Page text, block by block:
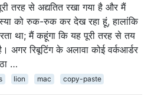
तरह से अद्यतित रखा गया है और मैं
को रुक-रुक कर देख रहा हूं, हालांकि
था; मैं कहूंगा कि यह पूरी तरह से तय
अगर रिबूटिंग के अलावा कोई वर्कआर्डर
…
lion mac copy-paste